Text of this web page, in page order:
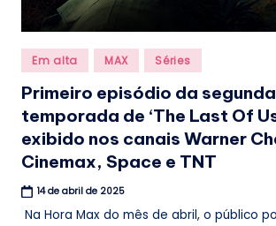
Posted
in
Em alta MAX Séries
Primeiro episódio da segunda
temporada de ‘The Last Of
exibido nos canais Warner
Cinemax, Space e TNT
14 de abril de 2025
Na Hora Max do mês de abril, o público